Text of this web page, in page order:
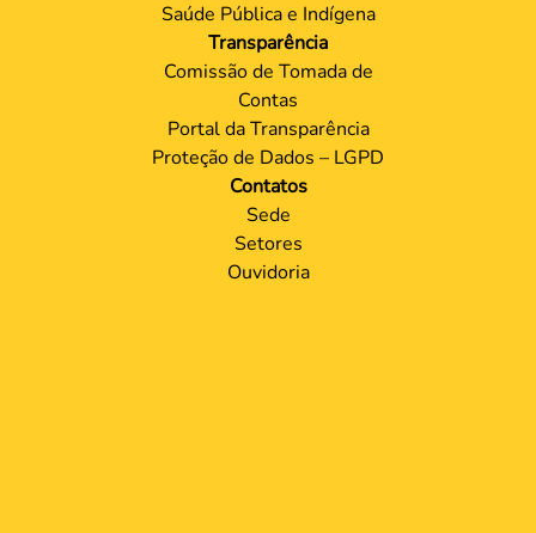
Saúde Pública e Indígena
Transparência
Comissão de Tomada de
Contas
Portal da Transparência
Proteção de Dados – LGPD
Contatos
Sede
Setores
Ouvidoria